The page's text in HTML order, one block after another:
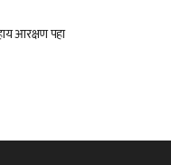
आरक्षण पहा